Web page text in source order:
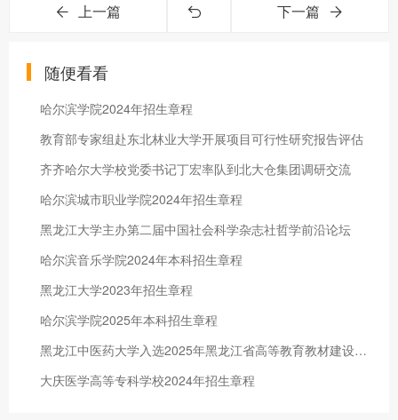
上一篇 下一篇
随便看看
哈尔滨学院2024年招生章程
教育部专家组赴东北林业大学开展项目可行性研究报告评估
齐齐哈尔大学校党委书记丁宏率队到北大仓集团调研交流
哈尔滨城市职业学院2024年招生章程
黑龙江大学主办第二届中国社会科学杂志社哲学前沿论坛
哈尔滨音乐学院2024年本科招生章程
黑龙江大学2023年招生章程
哈尔滨学院2025年本科招生章程
黑龙江中医药大学入选2025年黑龙江省高等教育教材建设重点研究基地
大庆医学高等专科学校2024年招生章程